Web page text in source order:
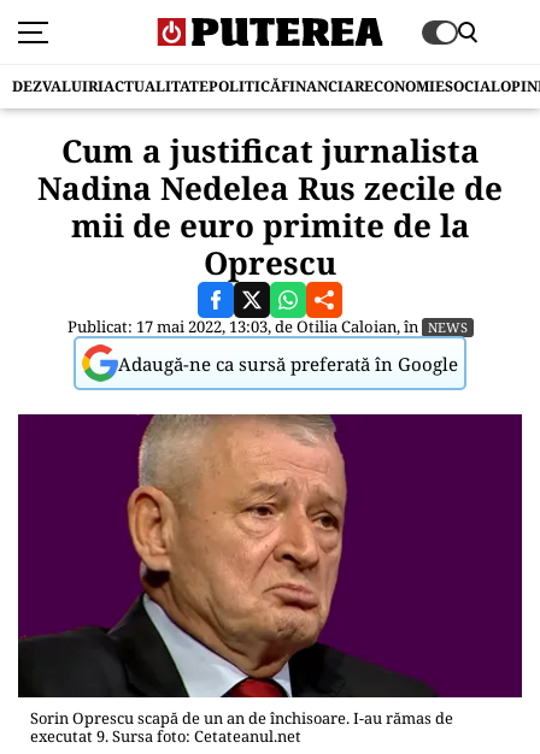
DEZVALUIRIACTUALITATEPOLITICĂFINANCIARECONOMIESOCIAL
Cum a justificat jurnalista
Nadina Nedelea Rus zecile de
mii de euro primite de la
Oprescu
Publicat: 17 mai 2022, 13:03, deOtilia Caloian, în NEWS
Adaugă-ne ca sursă preferată în Google
Sorin Oprescu scapă de un an de închisoare. I-au rămas de
executat 9. Sursa foto: Cetateanul.net